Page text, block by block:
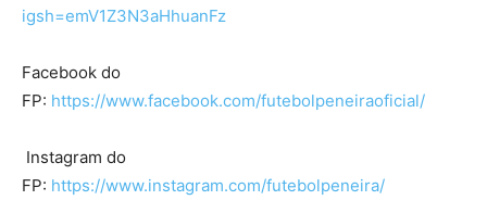
igsh=emV1Z3N3aHhuanFz
Facebook do
FP: https://www.facebook.com/futebolpeneiraoficial/
Instagram do
FP: https://www.instagram.com/futebolpeneira/